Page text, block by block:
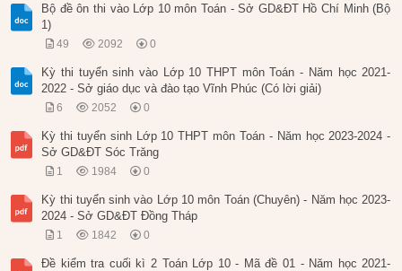
Bộ đề ôn thi vào Lớp 10 môn Toán - Sở GD&ĐT Hồ Chí Minh (Bộ
1)
49 2092 0
Kỳ thi tuyển sinh vào Lớp 10 THPT môn Toán - Năm học 2021-
2022 - Sở giáo dục và đào tạo Vĩnh Phúc (Có lời giải)
6 2052 0
Kỳ thi tuyển sinh Lớp 10 THPT môn Toán - Năm học 2023-2024 -
Sở GD&ĐT Sóc Trăng
1 1984 0
Kỳ thi tuyển sinh vào Lớp 10 môn Toán (Chuyên) - Năm học 2023-
2024 - Sở GD&ĐT Đồng Tháp
1 1842 0
Đề kiểm tra cuối kì 2 Toán Lớp 10 - Mã đề 01 - Năm học 2021-